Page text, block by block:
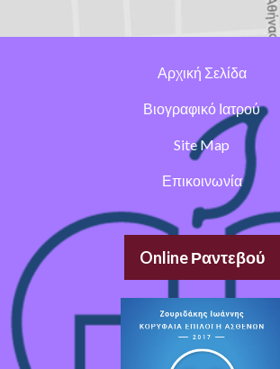
Αρχική Σελίδα
Βιογραφικό Ιατρού
Site Map
Επικοινωνία
Online Ραντεβού